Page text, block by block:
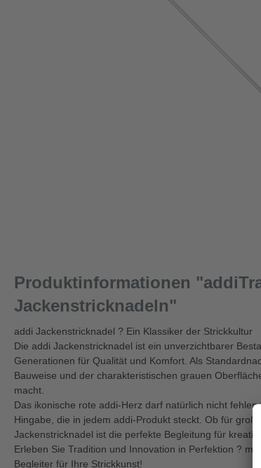
Produktinformationen
Jackenstricknadeln"
addi Jackenstricknadel ? Ein Klassiker der Strickkultur
Die addi Jackenstricknadel ist ein unverzichtbarer
Generationen für Qualität und Komfort. Als
Bauweise und der charakteristischen grauen
macht.
Das ikonische rote addi-Herz darf natürlich nicht
Hingabe, die in jedem addi-Produkt steckt. Ob für
Jackenstricknadel ist die perfekte Begleitung für
Erleben Sie Tradition und Innovation in Perfektion ?
Begleiter für Ihre Strickkunst!